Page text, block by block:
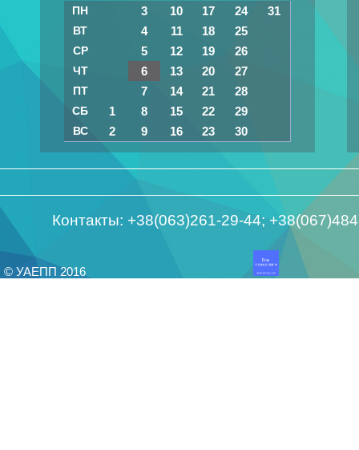
ПН 3 10 17 24 31
ВТ 4 11 18 25
СР 5 12 19 26
ЧТ 6 13 20 27
ПТ 7 14 21 28
СБ 1 8 15 22 29
ВС 2 9 16 23 30
Контакты: +38(063)261-29-44;
© УАЕПП 2016